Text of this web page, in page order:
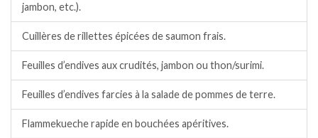
jambon, etc.).
Cuillères de rillettes épicées de saumon frais.
Feuilles d’endives aux crudités, jambon ou thon/surimi.
Feuilles d’endives farcies à la salade de pommes de terre.
Flammekueche rapide en bouchées apéritives.